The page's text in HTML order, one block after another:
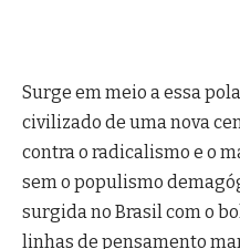
Surge em meio a essa
civilizado de uma nova
contra o radicalismo e o
sem o populismo
surgida no Brasil com o
linhas de pensamento